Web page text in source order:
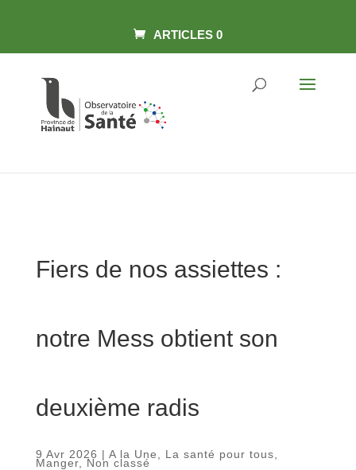
ARTICLES 0
Fiers de nos assiettes :
notre Mess obtient son
deuxième radis
9 Avr 2026 | A la Une La santé pour tous
Manger, Non classé